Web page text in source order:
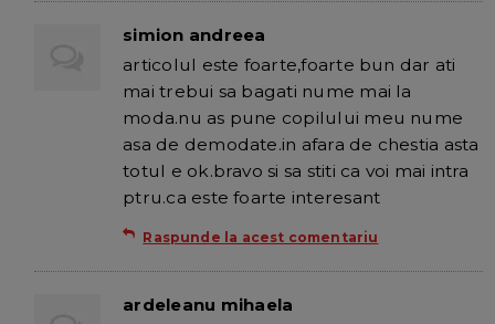
simion andreea
articolul este foarte,foarte bun dar ati
mai trebui sa bagati nume mai la
moda.nu as pune copilului meu nume
asa de demodate.in afara de chestia asta
totul e ok.bravo si sa stiti ca voi mai intra
ptru.ca este foarte interesant
Raspunde la acest comentariu
ardeleanu mihaela